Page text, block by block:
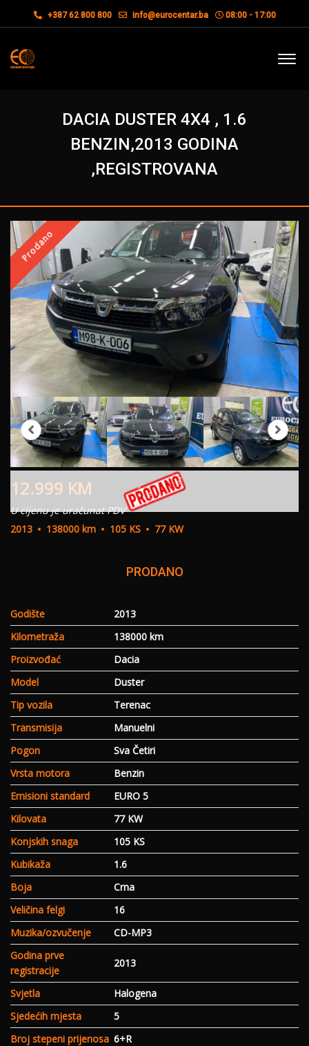
+387 62 800 800 info@eurocentar.ba 08:00 - 17:00
DACIA DUSTER 4X4 , 1.6
BENZIN,2013 GODINA
,REGISTROVANA
Prodano
12.999 KM
U cijenu je uračunat PDV
2013
138000 km 105 KS 77 KW
PRODANO
Godište
2013
Kilometraža
138000 km
Proizvođać
Dacia
Model
Duster
Tip vozila
Terenac
Transmisija
Manuelni
Pogon
Sva Četiri
Vrsta motora
Benzin
Emisioni standard
EURO 5
Kilovata
77 KW
Konjskih snaga
105 KS
Kubikaža
1.6
Boja
Crna
Veličina felgi
16
Muzika/ozvučenje
CD-MP3
Godina prve
registracije
2013
Svjetla
Halogena
Sjedećih mjesta
5
Broj stepeni prijenosa 6+R